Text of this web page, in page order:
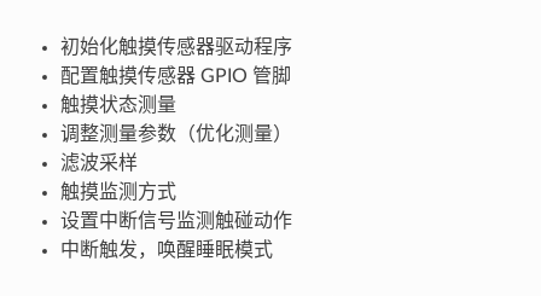
初始化触摸传感器驱动程序
配置触摸传感器 GPIO 管脚
触摸状态测量
调整测量参数（优化测量）
滤波采样
触摸监测方式
设置中断信号监测触碰动作
中断触发，唤醒睡眠模式